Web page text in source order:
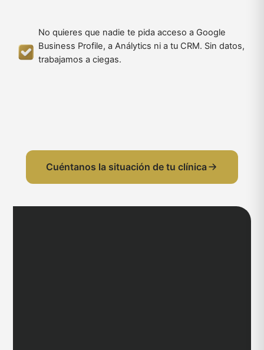
No quieres que nadie te pida acceso a Google
Business Profile, a Análytics ni a tu CRM. Sin datos,
trabajamos a ciegas.
Cuéntanos la situación de tu clínica